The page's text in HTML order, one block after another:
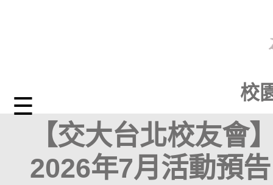
☰ 校
【交大台北校友會
2026年7月活動預告